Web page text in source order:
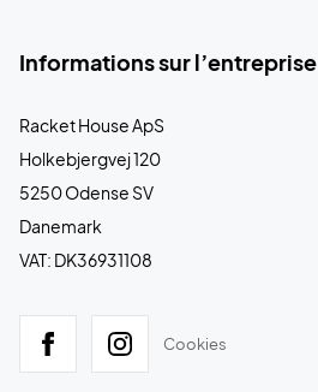
Informations sur l’entreprise
Racket House ApS
Holkebjergvej 120
5250 Odense SV
Danemark
VAT: DK36931108
Cookies